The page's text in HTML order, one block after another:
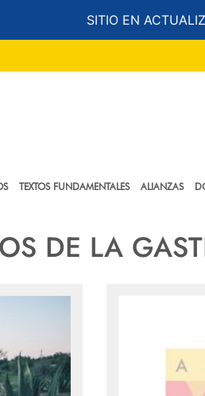
SITIO EN
TEXTOS FUNDAMENTALES ALIANZAS
DE LA